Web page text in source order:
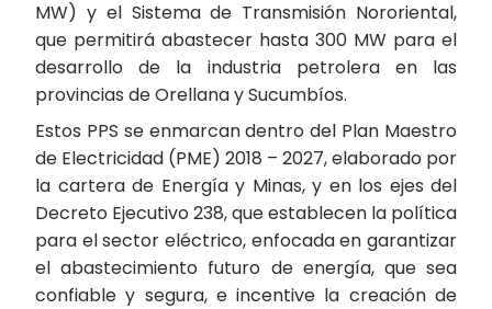
MW) y el Sistema de Transmisión Nororiental,
que permitirá abastecer hasta 300 MW para el
desarrollo de la industria petrolera en las
provincias de Orellana y Sucumbíos.
Estos PPS se enmarcan dentro del Plan Maestro
de Electricidad (PME) 2018 – 2027, elaborado por
la cartera de Energía y Minas, y en los ejes del
Decreto Ejecutivo 238, que establecen la política
para el sector eléctrico, enfocada en garantizar
el abastecimiento futuro de energía, que sea
confiable y segura, e incentive la creación de